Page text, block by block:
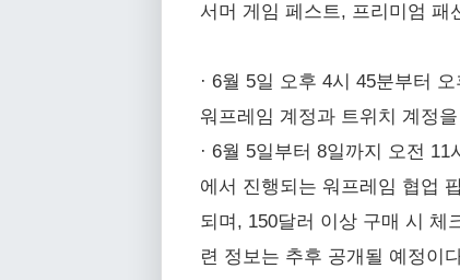
서머 게임 페스트, 프리미엄 패
· 6월 5일 오후 4시 45분부터
워프레임 계정과 트위치 계정
· 6월 5일부터 8일까지 오전
에서 진행되는 워프레임 협업
되며, 150달러 이상 구매 시 체
련 정보는 추후 공개될 예정이